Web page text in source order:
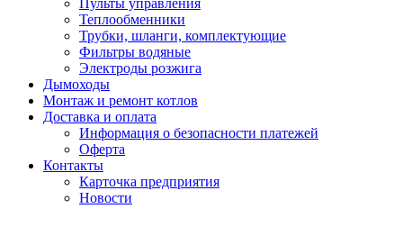
Пульты управления
Теплообменники
Трубки, шланги, комплектующие
Фильтры водяные
Электроды розжига
Дымоходы
Монтаж и ремонт котлов
Доставка и оплата
Информация о безопасности платежей
Оферта
Контакты
Карточка предприятия
Новости